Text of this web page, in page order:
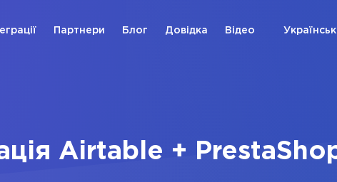
Партнери Блог Довідка Відео
Airtable +